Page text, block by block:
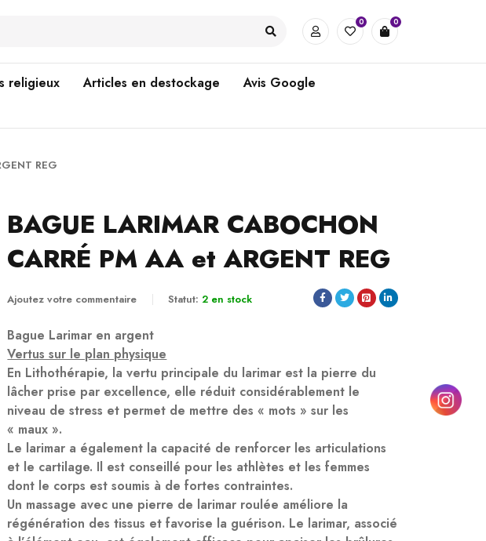
0 0
religieux Articles en destockage
Avis Google
REG
BAGUE LARIMAR CABOCHON
CARRÉ PM AA et ARGENT REG
Ajoutez votre commentaire Statut: 2 en stock
Bague Larimar en argent
Vertus sur le plan physique
En Lithothérapie, la vertu principale du larimar est la pierre du
lâcher prise par excellence, elle réduit considérablement le
niveau de stress et permet de mettre des « mots » sur les
« maux ».
Le larimar a également la capacité de renforcer les articulations
et le cartilage. Il est conseillé pour les athlètes et les femmes
dont le corps est soumis à de fortes contraintes.
Un massage avec une pierre de larimar roulée améliore la
régénération des tissus et favorise la guérison. Le larimar, associé